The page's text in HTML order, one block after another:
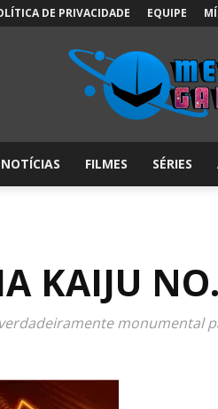
DE PRIVACIDADE EQUIPE
NOTÍCIAS FILMES SÉRIES
KAIJU
monumental